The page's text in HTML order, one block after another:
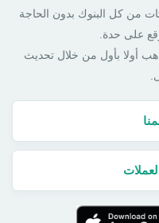
من كل البنوك بدون الحاجة
على حدة.
أولا بأول من خلال تحديث